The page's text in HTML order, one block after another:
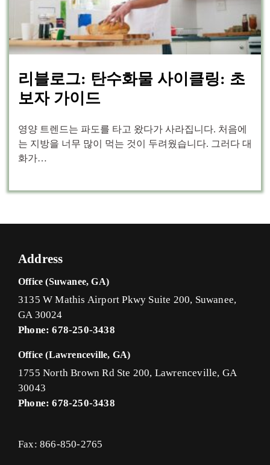
리블로그: 탄수화물 사이클링: 초
보자 가이드
영양 트렌드는 파도를 타고 왔다가 사라집니다. 처음에
는 지방을 너무 많이 먹는 것이 두려웠습니다. 그러다 대
화가…
Address
Office (Suwanee, GA)
3135 W Mathis Airport Pkwy Suite 200, Suwanee,
GA 30024
Phone: 678-250-3438
Office (Lawrenceville, GA)
1755 North Brown Rd Ste 200, Lawrenceville, GA
30043
Phone: 678-250-3438
Fax: 866-850-2765